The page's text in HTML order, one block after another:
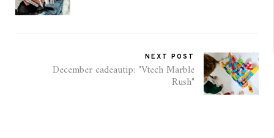
NEXT POST
December cadeautip: "Vtech Marble
Rush"